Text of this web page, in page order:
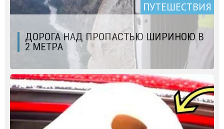
ПУТЕШЕСТВИЯ
ДОРОГА НАД ПРОПАСТЬЮ ШИРИНОЮ В
2 МЕТРА